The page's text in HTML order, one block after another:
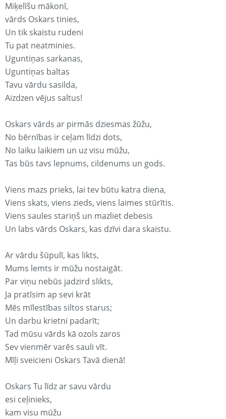
Miķelīšu mākonī,
vārds Oskars tinies,
Un tik skaistu rudeni
Tu pat neatminies.
Uguntiņas sarkanas,
Uguntiņas baltas
Tavu vārdu sasilda,
Aizdzen vējus saltus!
Oskars vārds ar pirmās dziesmas žūžu,
No bērnības ir ceļam līdzi dots,
No laiku laikiem un uz visu mūžu,
Tas būs tavs lepnums, cildenums un gods.
Viens mazs prieks, lai tev būtu katra diena,
Viens skats, viens zieds, viens laimes stūrītis.
Viens saules stariņš un mazliet debesis
Un labs vārds Oskars, kas dzīvi dara skaistu.
Ar vārdu šūpulī, kas likts,
Mums lemts ir mūžu nostaigāt.
Par viņu nebūs jadzird slikts,
Ja pratīsim ap sevi krāt
Mēs mīlestības siltos starus;
Un darbu krietni padarīt;
Tad mūsu vārds kā ozols zaros
Sev vienmēr varēs sauli vīt.
Mīļi sveicieni Oskars Tavā dienā!
Oskars Tu līdz ar savu vārdu
esi ceļinieks,
kam visu mūžu